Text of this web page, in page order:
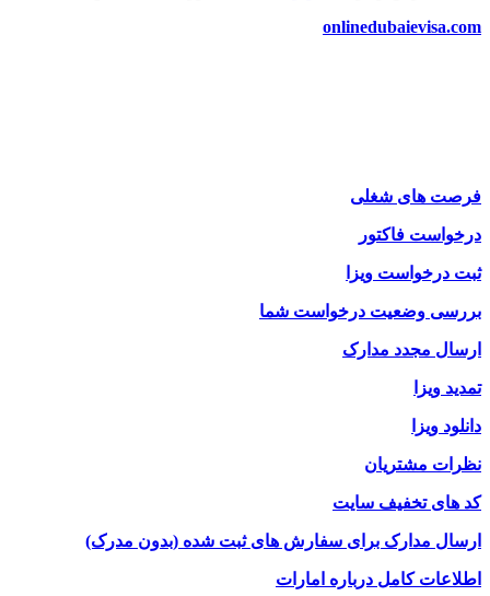
onlinedubaievisa.com
فرصت های شغلی
درخواست فاکتور
ثبت درخواست ویزا
بررسی وضعیت درخواست شما
ارسال مجدد مدارک
تمدید ویزا
دانلود ویزا
نظرات مشتریان
کد های تخفیف سایت
ارسال مدارک برای سفارش های ثبت شده (بدون مدرک)
اطلاعات کامل درباره امارات